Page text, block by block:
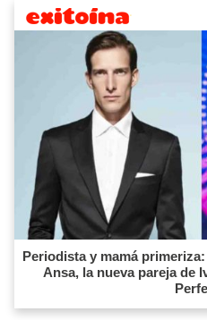
Periodista y mamá
Ansa, la nueva pareja de